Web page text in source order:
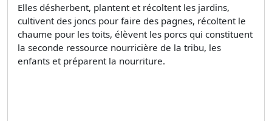
Elles désherbent, plantent et récoltent les jardins,
cultivent des joncs pour faire des pagnes, récoltent le
chaume pour les toits, élèvent les porcs qui constituent
la seconde ressource nourricière de la tribu, les
enfants et préparent la nourriture.